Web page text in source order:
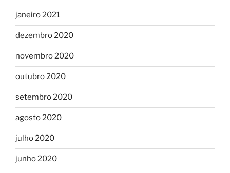
janeiro 2021
dezembro 2020
novembro 2020
outubro 2020
setembro 2020
agosto 2020
julho 2020
junho 2020